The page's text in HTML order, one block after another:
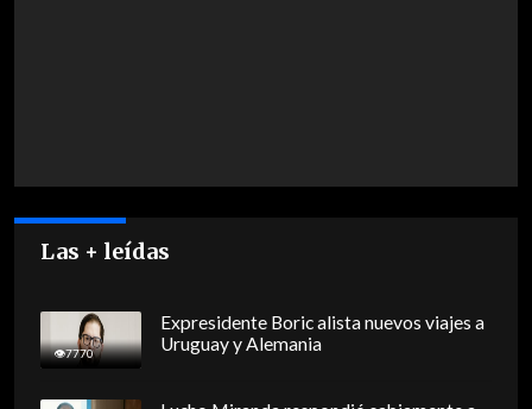
Las + leídas
7770
Expresidente Boric alista nuevos viajes a
Uruguay y Alemania